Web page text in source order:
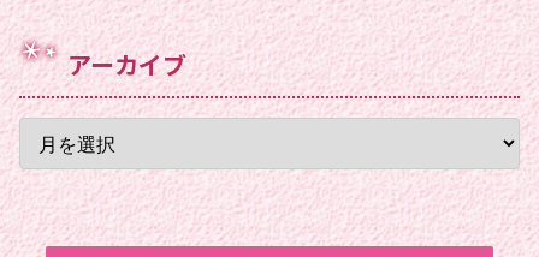
アーカイブ